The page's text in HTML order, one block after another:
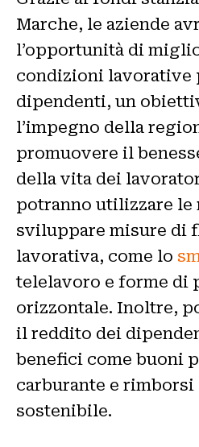
Marche, le aziende
l’opportunità di
condizioni lavorative
dipendenti, un
l’impegno della
promuovere il
della vita dei
potranno utilizzare le
sviluppare misure di
lavorativa, come lo
telelavoro e forme di
orizzontale. Inoltre,
il reddito dei
benefici come buoni
carburante e
sostenibile.